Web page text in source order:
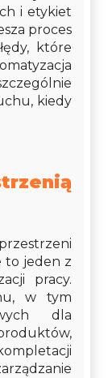
i etykiet
proces
które
kiedy
to jeden z
pracy.
w tym
dla